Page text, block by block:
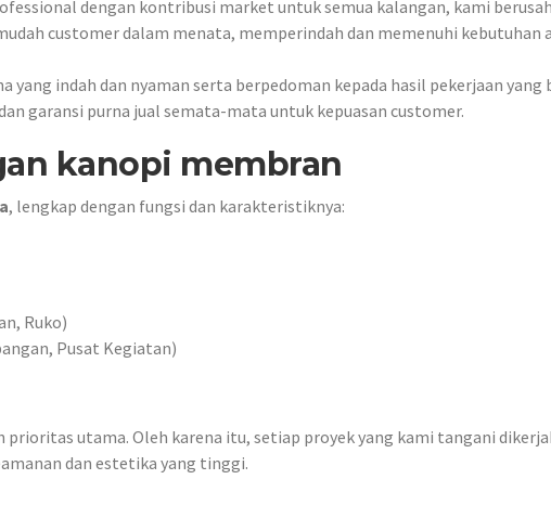
dengan kontribusi market untuk semua kalangan, kami
customer dalam menata, memperindah dan memenuhi kebutuhan
yang indah dan nyaman serta berpedoman kepada hasil pekerjaan yang
garansi purna jual semata-mata untuk kepuasan customer.
kanopi membran
, lengkap dengan fungsi dan karakteristiknya:
Ruko)
Pusat Kegiatan)
prioritas utama. Oleh karena itu, setiap proyek yang kami tangani
dan estetika yang tinggi.